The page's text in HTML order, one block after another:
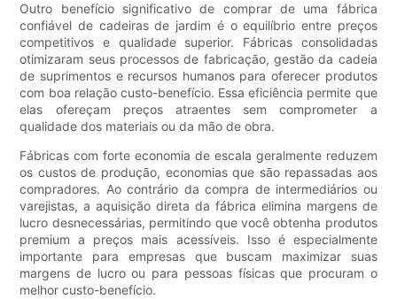
Outro benefício significativo de comprar de uma fábrica
confiável de cadeiras de jardim é o equilíbrio entre preços
competitivos e qualidade superior. Fábricas consolidadas
otimizaram seus processos de fabricação, gestão da cadeia
de suprimentos e recursos humanos para oferecer produtos
com boa relação custo-benefício. Essa eficiência permite que
elas ofereçam preços atraentes sem comprometer a
qualidade dos materiais ou da mão de obra.
Fábricas com forte economia de escala geralmente reduzem
os custos de produção, economias que são repassadas aos
compradores. Ao contrário da compra de intermediários ou
varejistas, a aquisição direta da fábrica elimina margens de
lucro desnecessárias, permitindo que você obtenha produtos
premium a preços mais acessíveis. Isso é especialmente
importante para empresas que buscam maximizar suas
margens de lucro ou para pessoas físicas que procuram o
melhor custo-benefício.